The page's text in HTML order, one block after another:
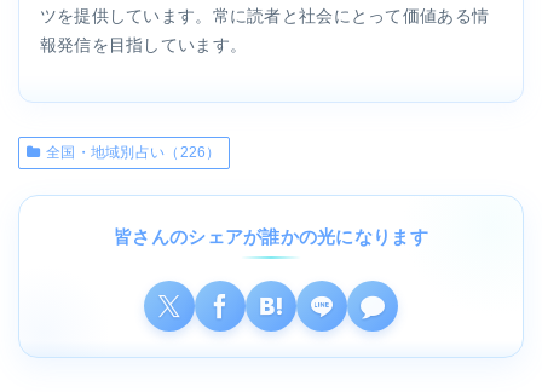
ツを提供しています。常に読者と社会にとって価値ある情
報発信を目指しています。
全国・地域別占い（226）
皆さんのシェアが誰かの光になります